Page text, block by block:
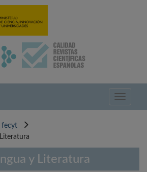
Toggle
fecyt
y Literatura